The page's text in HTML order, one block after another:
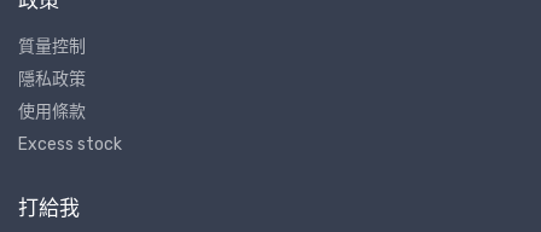
質量控制
隱私政策
使用條款
Excess stock
打給我